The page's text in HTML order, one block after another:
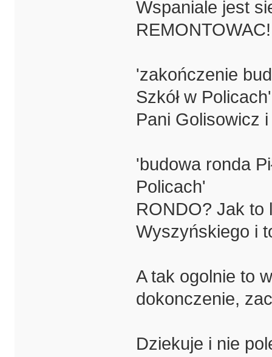
Wspaniale jest
REMONTOWAC!
'zakończenie
Szkół w Policach'
Pani Golisowicz
'budowa ronda
Policach'
RONDO? Jak to
Wyszyńskiego i
A tak ogolnie to
dokonczenie,
Dziekuje i nie